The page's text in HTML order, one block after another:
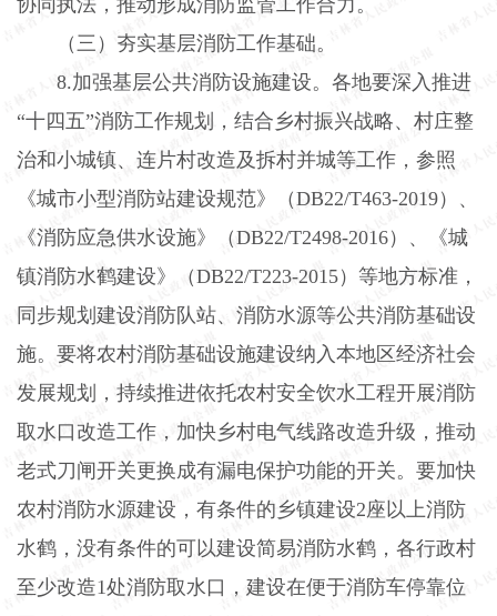
（三）夯实基层消防工作基础。
8.加强基层公共消防设施建设。各地要深入推进
“十四五”消防工作规划，结合乡村振兴战略、村庄整
治和小城镇、连片村改造及拆村并城等工作，参照
《城市小型消防站建设规范》（DB22/T463-2019）、
《消防应急供水设施》（DB22/T2498-2016）、《城
镇消防水鹤建设》（DB22/T223-2015）等地方标准，
同步规划建设消防队站、消防水源等公共消防基础设
施。要将农村消防基础设施建设纳入本地区经济社会
发展规划，持续推进依托农村安全饮水工程开展消防
取水口改造工作，加快乡村电气线路改造升级，推动
老式刀闸开关更换成有漏电保护功能的开关。要加快
农村消防水源建设，有条件的乡镇建设2座以上消防
水鹤，没有条件的可以建设简易消防水鹤，各行政村
至少改造1处消防取水口，建设在便于消防车停靠位